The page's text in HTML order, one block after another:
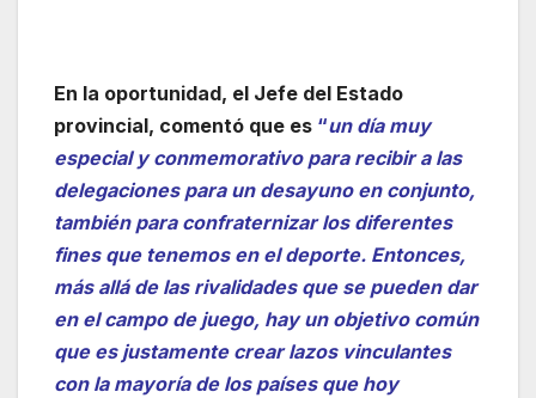
En la oportunidad, el Jefe del Estado
provincial, comentó que es “un día muy
especial y conmemorativo para recibir a las
delegaciones para un desayuno en conjunto,
también para confraternizar los diferentes
fines que tenemos en el deporte. Entonces,
más allá de las rivalidades que se pueden dar
en el campo de juego, hay un objetivo común
que es justamente crear lazos vinculantes
con la mayoría de los países que hoy